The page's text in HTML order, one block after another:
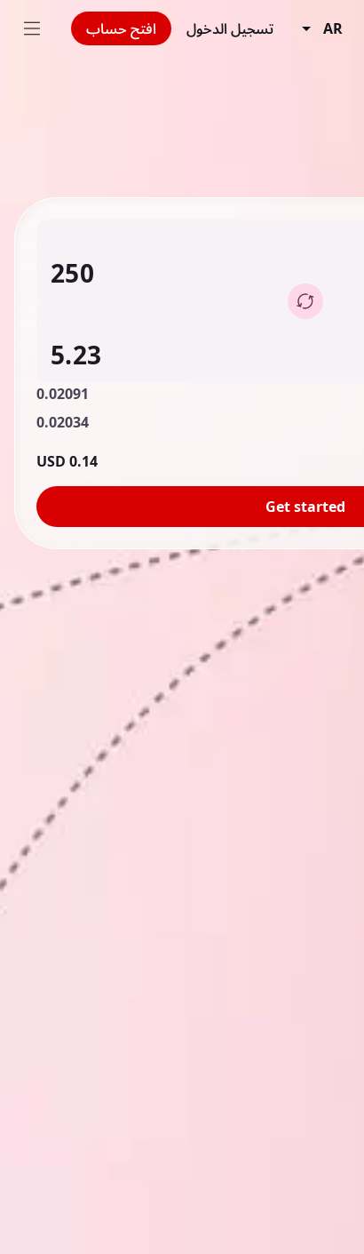
AR تسجيل الدخول افتح حساب
0.02091
0.02034
0.14 USD
Get started